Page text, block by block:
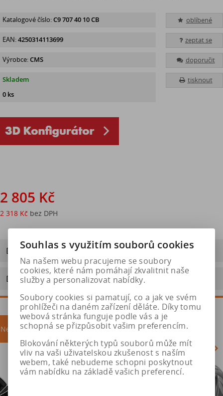
oblíbené
zeptat se
doporučit
tisknout
Katalogové číslo:C9 707 40 10 CB
EAN:4250314113699
Výrobce:CMS
Skladem
0 ks
2 805 Kč
2 318 Kč bez DPH
Dotaz na výrobek
Doporučit výrobek
Nejprodávanější akce
Akce
Souhlas s využitím souborů cookies
Na našem webu pracujeme se soubory
cookies, které nám pomáhají zkvalitnit naše
služby a personalizovat nabídky.
Soubory cookies si pamatují, co a jak ve svém
prohlížeči na daném zařízení děláte. Díky tomu
webová stránka funguje podle vás a je
schopná se přizpůsobit vašim preferencím.
Blokování některých typů souborů může mít
vliv na vaši uživatelskou zkušenost s naším
webem, také nebudeme schopni poskytnout
vám nabídku na základě vašich preferencí.